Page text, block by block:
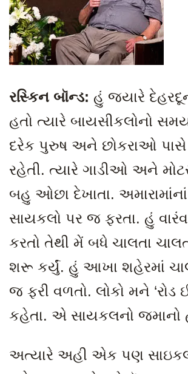
રસ્કિન બૉન્ડ: હું જ્યારે
હતો ત્યારે બાયસીકલોનો
દરેક પુરુષ અને છોકરાઓ
રહેતી. ત્યારે ગાડીઓ અને
બહુ ઓછા દેખાતા.
સાયકલો પર જ ફરતા. હું
કરતો તેથી મેં બધે ચાલતા
શરૂ કર્યું. હું આખા શહેરમાં
જ ફરી વળતો. લોકો મને ‘રોડ
કહેતા. એ સાયકલનો જમાનો
અત્યારે અહી એક પણ